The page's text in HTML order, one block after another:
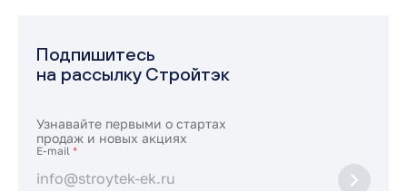
Подпишитесь
на рассылку Стройтэк
Узнавайте первыми о стартах
продаж и новых акциях
E-mail *